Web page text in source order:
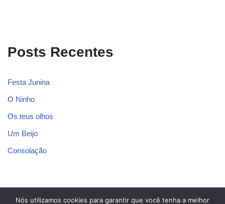
Posts Recentes
Festa Junina
O Ninho
Os teus olhos
Um Beijo
Consolação
Nós utilizamos cookies para garantir que você tenha a melhor